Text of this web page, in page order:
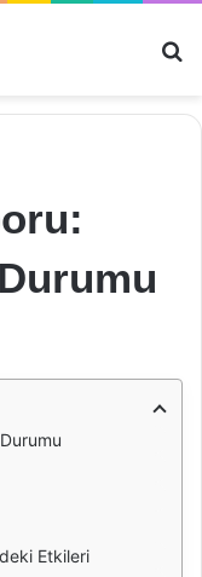
Etkileri